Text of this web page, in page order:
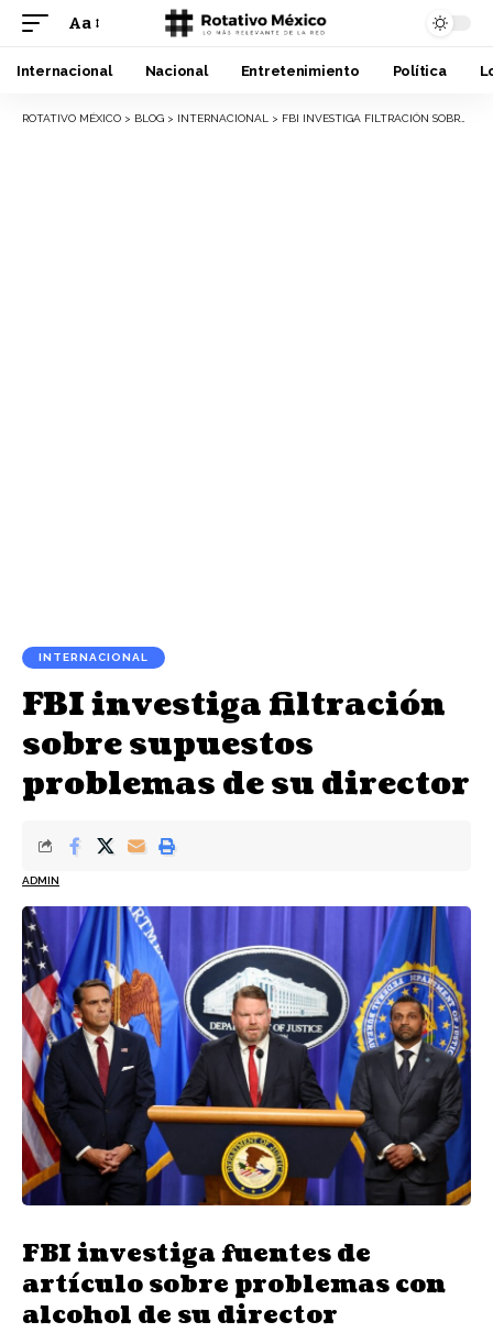
Font
Resizer
Aa
Internacional Nacional Entretenimiento Política
ROTATIVO MÉXICO > BLOG > INTERNACIONAL > FBI INVESTIGA FILTRACIÓN SOBRE SUPUESTOS PROBLEMAS DE SU DIRECTOR
INTERNACIONAL
FBI investiga filtración
sobre supuestos
problemas de su director
ADMIN
FBI investiga fuentes de
artículo sobre problemas con
alcohol de su director